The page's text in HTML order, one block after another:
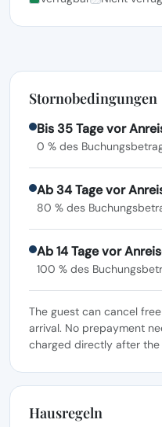
Stornobedingungen
Bis 35 Tage vor
0 % des
Ab 34 Tage vor
80 % des
Ab 14 Tage vor
100 % des
The guest can cancel
arrival. No prepayment
charged directly after the
Hausregeln